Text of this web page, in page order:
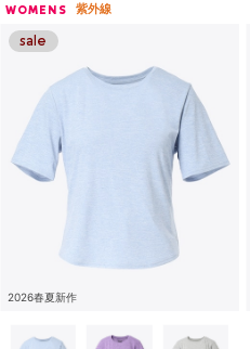
WOMENS 紫外線
2026春夏新作